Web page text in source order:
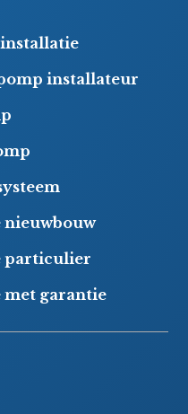
installateur
particulier
garantie